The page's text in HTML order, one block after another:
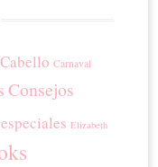
Cabello Carnaval
Consejos
Elizabeth